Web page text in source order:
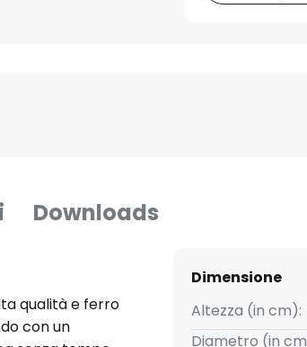
Downloads
qualità e ferro
con un
Dimensione
Altezza (in cm):
Diametro (in